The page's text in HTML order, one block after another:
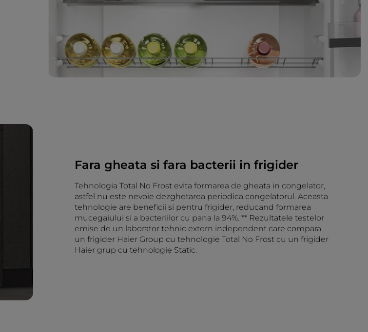
Fara gheata si fara bacterii in frigider
Tehnologia Total No Frost evita formarea de gheata in congelator,
astfel nu este nevoie dezghetarea periodica congelatorul. Aceasta
tehnologie are beneficii si pentru frigider, reducand formarea
mucegaiului si a bacteriilor cu pana la 94%. ** Rezultatele testelor
emise de un laborator tehnic extern independent care compara
un frigider Haier Group cu tehnologie Total No Frost cu un frigider
Haier grup cu tehnologie Static.